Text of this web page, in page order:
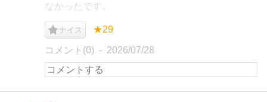
なかったです。
ナイス ★29
コメント(0) 2026/07/28